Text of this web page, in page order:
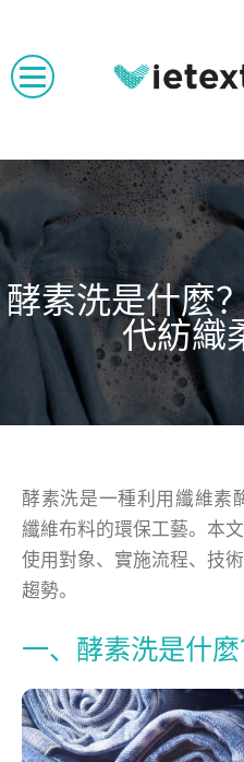
酵素洗是什麼
代紡織
酵素洗是一種利用纖維素
纖維布料的環保工藝。本
使用對象、實施流程、技
趨勢。
一、酵素洗是什麼